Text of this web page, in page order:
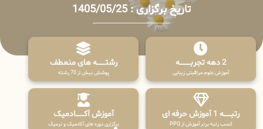
تاریخ برگزاری : 1405/05/25
2 دهه تجربـــــــــه
آموزش علوم مراقبتی زیبایی
رشتـــــــه های منعطف
پوشش بیش از 70 رشته
رتبــــــه 1 آموزش حرفه ای
کسب رتبه برتر آموزش از PPQ
آموزش آکـــــــادمیک
برگزاری دوره های آکادمیک و ترمیک